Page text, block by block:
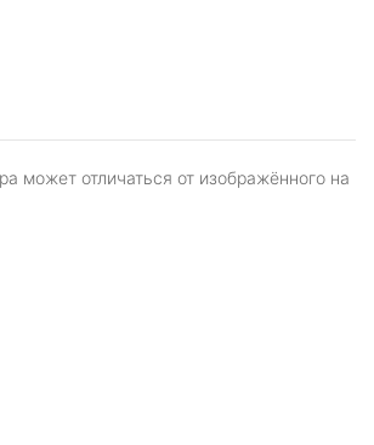
может отличаться от изображённого на